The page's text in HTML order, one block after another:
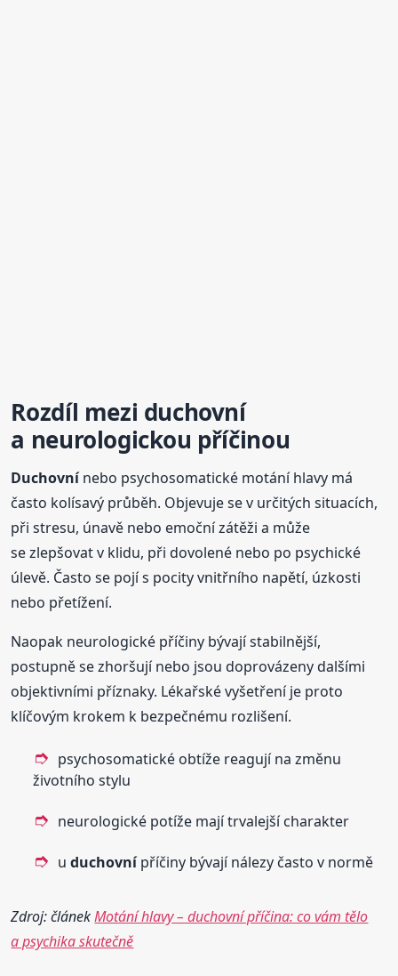
Rozdíl mezi duchovní
a neurologickou příčinou
Duchovnínebo psychosomatické motání hlavy má
často kolísavý průběh. Objevuje se v určitých situacích,
při stresu, únavě nebo emoční zátěži a může
se zlepšovat v klidu, při dovolené nebo po psychické
úlevě. Často se pojí s pocity vnitřního napětí, úzkosti
nebo přetížení.
Naopak neurologické příčiny bývají stabilnější,
postupně se zhoršují nebo jsou doprovázeny dalšími
objektivními příznaky. Lékařské vyšetření je proto
klíčovým krokem k bezpečnému rozlišení.
psychosomatické obtíže reagují na změnu
životního stylu
neurologické potíže mají trvalejší charakter
uduchovnípříčiny bývají nálezy často v normě
Zdroj: článekMotání hlavy – duchovní příčina: co vám tělo
a psychika skutečně